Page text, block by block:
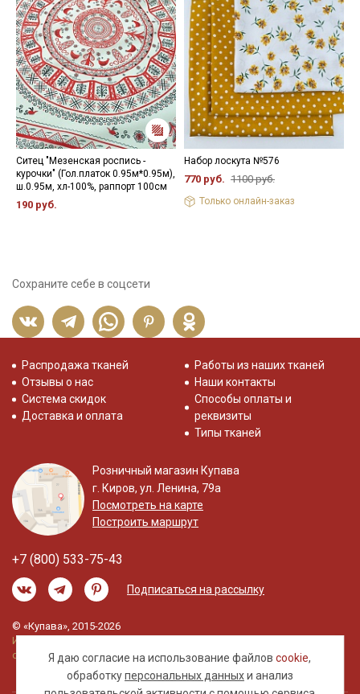
Ситец "Мезенская роспись -
курочки" (Гол.платок 0.95м*0.95м),
ш.0.95м, хл-100%, раппорт 100см
190 руб.
Набор лоскута №576
770 руб. 1100 руб.
Только онлайн-заказ
Сохраните себе в соцсети
Я даю согласие на использование файловcookie,
обработкуперсональных данныхи анализ
Распродажа тканей
Отзывы о нас
Система скидок
Доставка и оплата
Работы из наших тканей
Наши контакты
Способы оплаты и
реквизиты
Типы тканей
Розничный магазин Купава
г. Киров, ул. Ленина, 79а
Посмотреть на карте
Построить маршрут
+7 (800) 533-75-43
Подписаться на рассылку
© «Купава», 2015-2026
Информация на сайте не является публичной
офертой.